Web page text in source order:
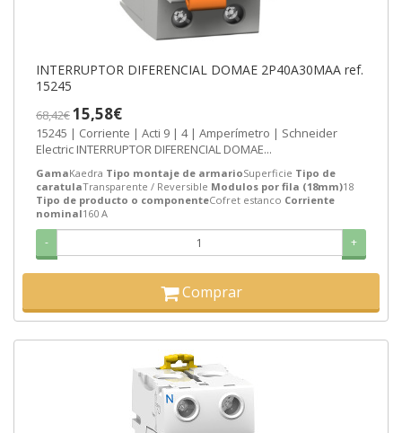
INTERRUPTOR DIFERENCIAL DOMAE 2P40A30MAA ref.
15245
68,42€15,58€
15245 | Corriente | Acti 9 | 4 | Amperímetro | Schneider
Electric INTERRUPTOR DIFERENCIAL DOMAE...
GamaKaedra Tipo montaje de armarioSuperficie Tipo de
caratulaTransparente / Reversible Modulos por fila (18mm)18
Tipo de producto o componenteCofret estanco Corriente
nominal160 A
- +
Comprar